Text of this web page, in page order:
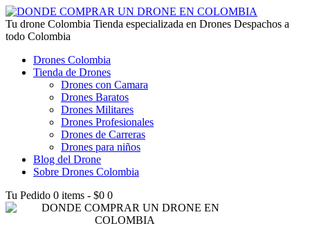
Tu drone Colombia Tienda especializada en Drones Despachos a
todo Colombia
Drones Colombia
Tienda de Drones
Drones con Camara
Drones Baratos
Drones Militares
Drones Profesionales
Drones de Carreras
Drones para niños
Blog del Drone
Sobre Drones Colombia
Tu Pedido 0 items - $0 0